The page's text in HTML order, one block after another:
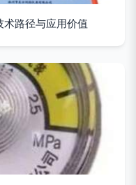
路径与应用价值